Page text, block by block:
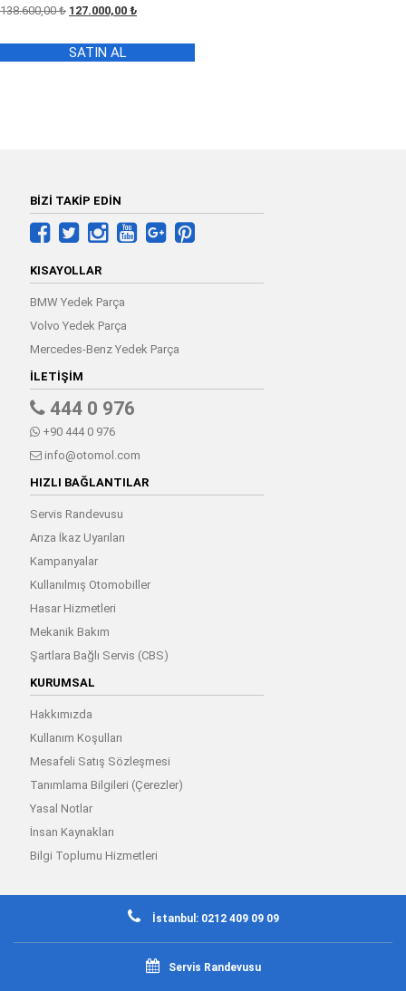
138.600,00₺ Orijinal
138.600,00 ₺.
127.000,00 ₺Şu
fiyat:
127.000,00 ₺.
SATIN AL
BİZİ TAKİP EDİN
KISAYOLLAR
BMW Yedek Parça
Volvo Yedek Parça
Mercedes-Benz Yedek Parça
İLETIŞIM
444 0 976
+90 444 0 976
info@otomol.com
HIZLI BAĞLANTILAR
Servis Randevusu
Arıza İkaz Uyarıları
Kampanyalar
Kullanılmış Otomobiller
Hasar Hizmetleri
Mekanik Bakım
Şartlara Bağlı Servis (CBS)
KURUMSAL
Hakkımızda
Kullanım Koşulları
Mesafeli Satış Sözleşmesi
Tanımlama Bilgileri (Çerezler)
Yasal Notlar
İnsan Kaynakları
Bilgi Toplumu Hizmetleri
İstanbul: 0212 409 09 09
Servis Randevusu